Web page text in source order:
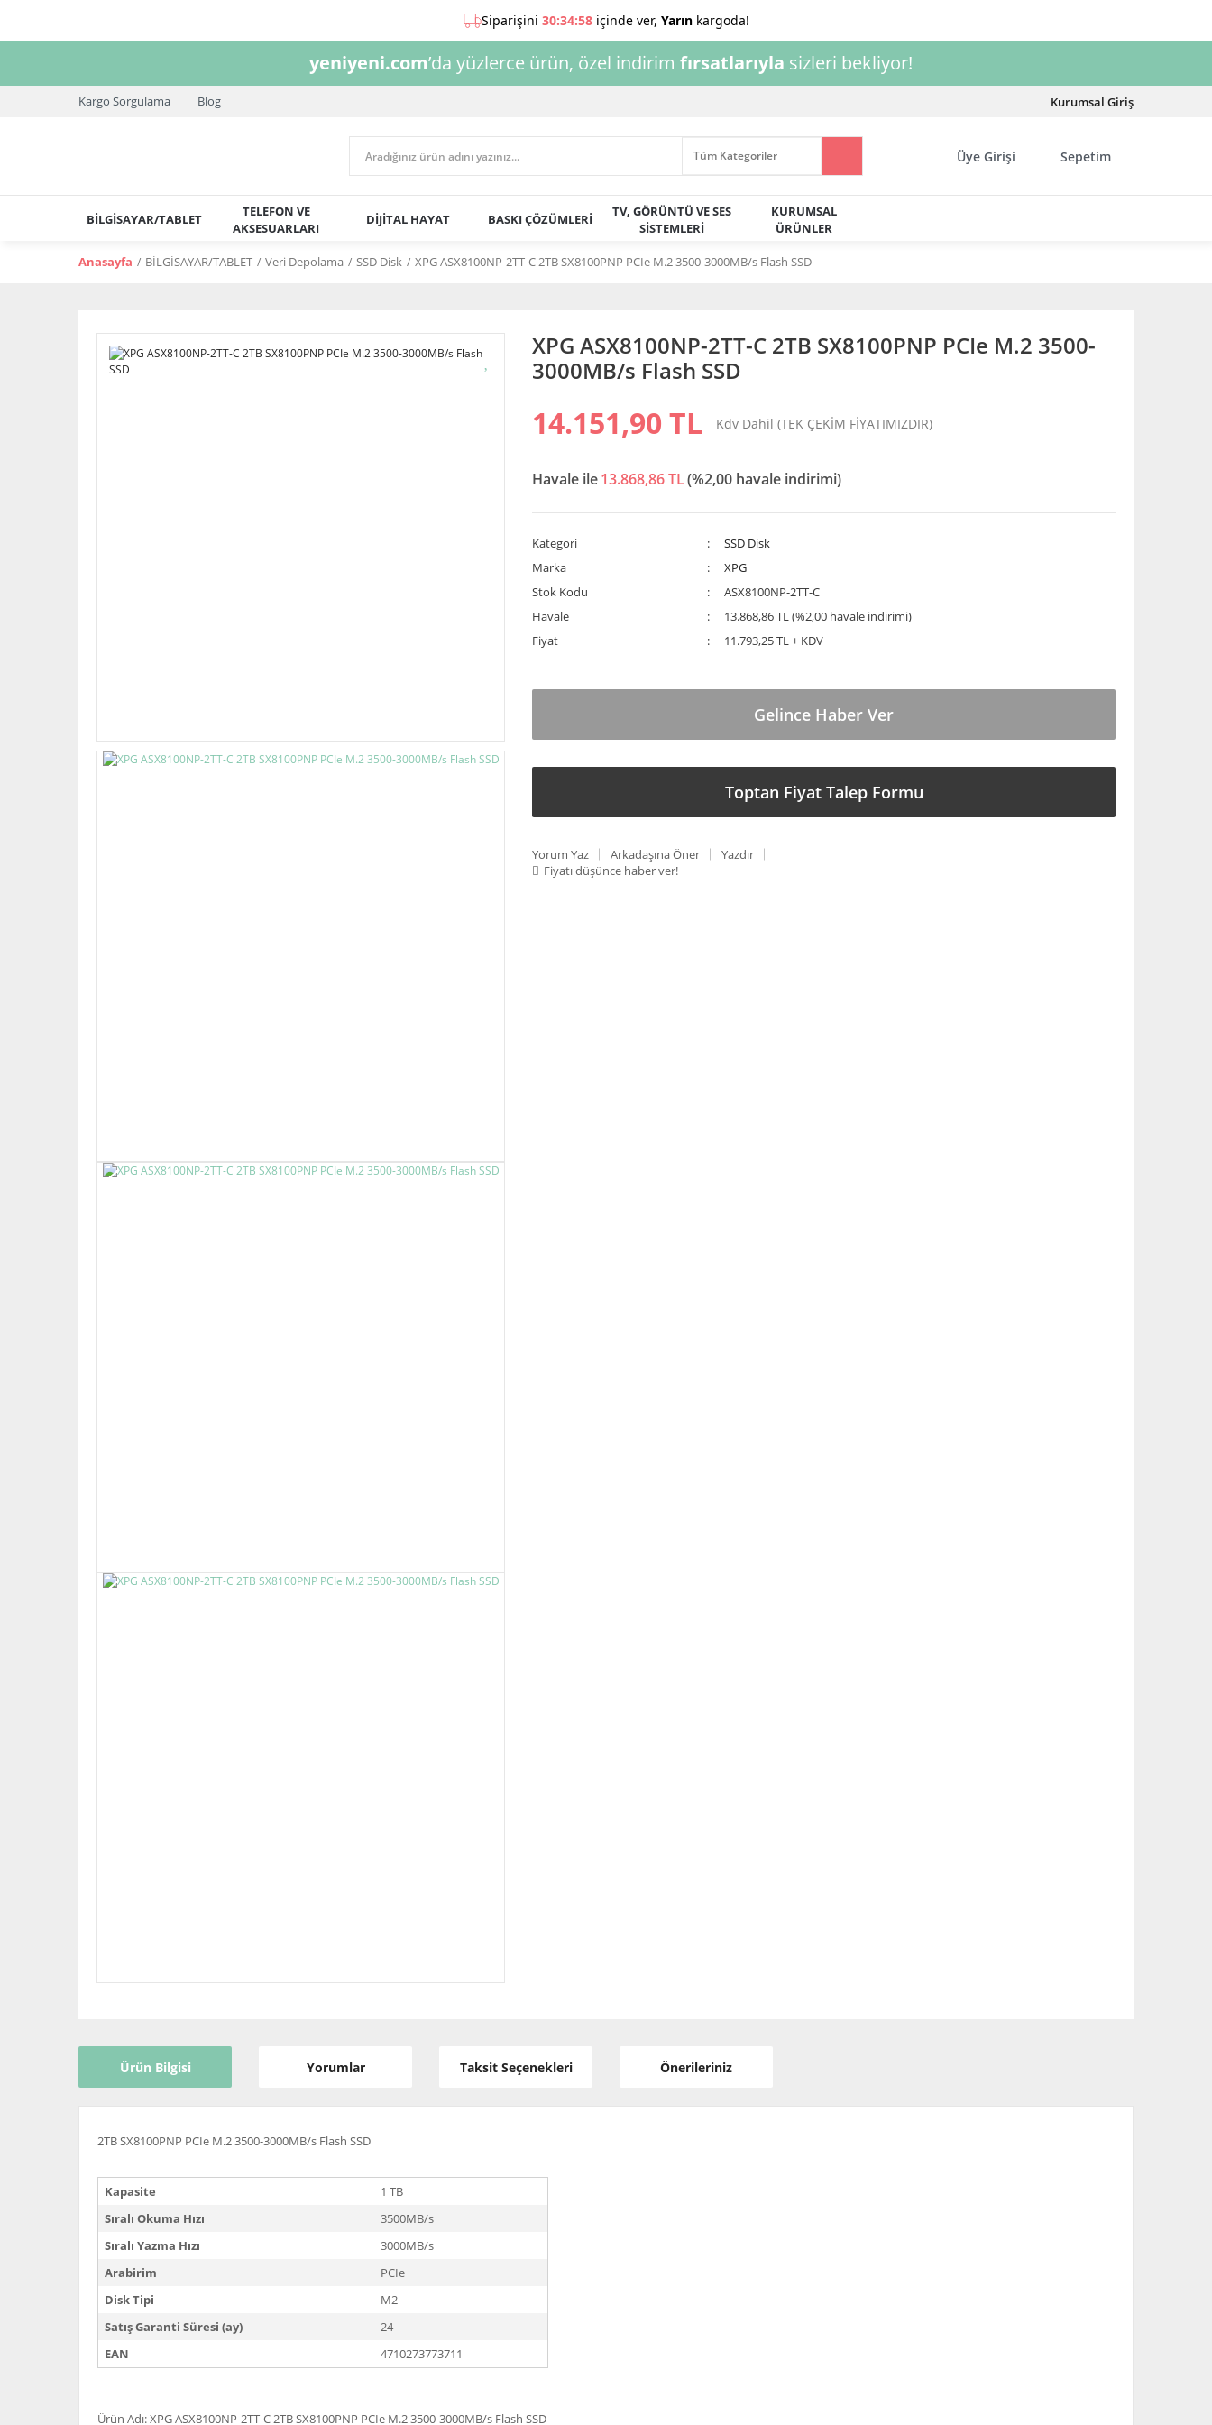
yeniyeni.com’da yüzlerce ürün, özel indirim fırsatlarıyla sizleri bekliyor!
Kargo Sorgulama Blog Kurumsal Giriş
Üye Girişi Sepetim
BİLGİSAYAR/TABLET
TELEFON VE
AKSESUARLARI
DİJİTAL HAYAT BASKI ÇÖZÜMLERİ
TV, GÖRÜNTÜ VE SES
SİSTEMLERİ
KURUMSAL
ÜRÜNLER
Anasayfa BİLGİSAYAR/TABLET Veri Depolama SSD Disk XPG ASX8100NP-2TT-C 2TB SX8100PNP PCIe M.2 3500-3000MB/s Flash SSD
XPG ASX8100NP-2TT-C 2TB SX8100PNP PCIe M.2 3500-
3000MB/s Flash SSD
14.151,90 TL Kdv Dahil (TEK ÇEKİM FİYATIMIZDIR)
Havale ile13.868,86 TL(%2,00 havale indirimi)
Kategori
SSD Disk
Marka
XPG
Stok Kodu
ASX8100NP-2TT-C
Havale
13.868,86 TL (%2,00 havale indirimi)
Fiyat
11.793,25 TL + KDV
Gelince Haber Ver
Toptan Fiyat Talep Formu
Yorum Yaz Arkadaşına Öner
Yazdır
Fiyatı düşünce haber ver!
Ürün Bilgisi Yorumlar Taksit Seçenekleri Önerileriniz
2TB SX8100PNP PCIe M.2 3500-3000MB/s Flash SSD
Kapasite
1 TB
Sıralı Okuma Hızı
3500MB/s
Sıralı Yazma Hızı
3000MB/s
Arabirim
PCIe
Disk Tipi
M2
Satış Garanti Süresi (ay)
24
EAN
4710273773711
Ürün Adı: XPG ASX8100NP-2TT-C 2TB SX8100PNP PCIe M.2 3500-3000MB/s Flash SSD